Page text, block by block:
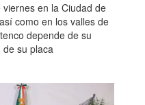
en la Ciudad de
como en los valles de
depende de su
de su placa